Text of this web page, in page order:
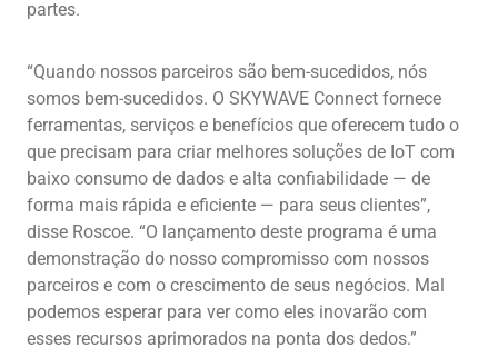
partes.
“Quando nossos parceiros são bem-sucedidos, nós
somos bem-sucedidos. O SKYWAVE Connect fornece
ferramentas, serviços e benefícios que oferecem tudo o
que precisam para criar melhores soluções de IoT com
baixo consumo de dados e alta confiabilidade — de
forma mais rápida e eficiente — para seus clientes”,
disse Roscoe. “O lançamento deste programa é uma
demonstração do nosso compromisso com nossos
parceiros e com o crescimento de seus negócios. Mal
podemos esperar para ver como eles inovarão com
esses recursos aprimorados na ponta dos dedos.”